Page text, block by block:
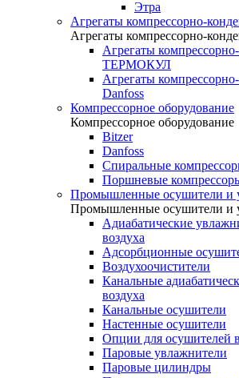
Этра
Агрегаты компрессорно-
Агрегаты компрессорно-
Агрегаты
ТЕРМОКУЛ
Агрегаты
Danfoss
Компрессорное оборудование
Компрессорное оборудование
Bitzer
Danfoss
Спиральные
Поршневые
Промышленные осушители и
Промышленные осушители и
Адиабатические
воздуха
Адсорбционные
Воздухоочистители
Канальные
воздуха
Канальные осушители
Настенные осушители
Опции для осушителей
Паровые увлажнители
Паровые цилиндры